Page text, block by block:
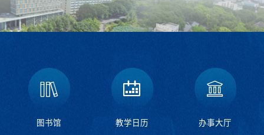
图书馆 教学日历 办事大厅